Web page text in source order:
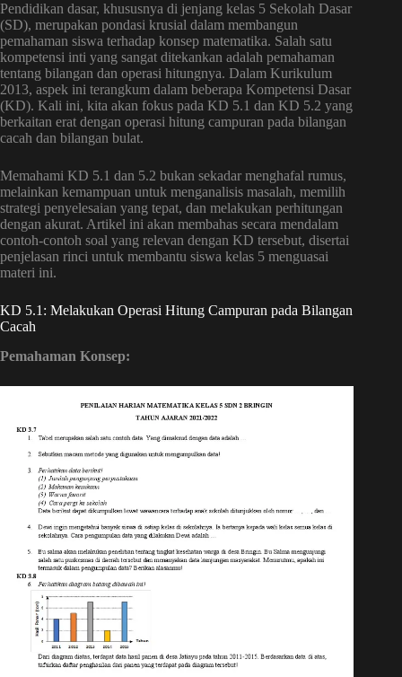
Pendidikan dasar, khususnya di jenjang kelas 5 Sekolah Dasar
(SD), merupakan pondasi krusial dalam membangun
pemahaman siswa terhadap konsep matematika. Salah satu
kompetensi inti yang sangat ditekankan adalah pemahaman
tentang bilangan dan operasi hitungnya. Dalam Kurikulum
2013, aspek ini terangkum dalam beberapa Kompetensi Dasar
(KD). Kali ini, kita akan fokus pada KD 5.1 dan KD 5.2 yang
berkaitan erat dengan operasi hitung campuran pada bilangan
cacah dan bilangan bulat.
Memahami KD 5.1 dan 5.2 bukan sekadar menghafal rumus,
melainkan kemampuan untuk menganalisis masalah, memilih
strategi penyelesaian yang tepat, dan melakukan perhitungan
dengan akurat. Artikel ini akan membahas secara mendalam
contoh-contoh soal yang relevan dengan KD tersebut, disertai
penjelasan rinci untuk membantu siswa kelas 5 menguasai
materi ini.
KD 5.1: Melakukan Operasi Hitung Campuran pada Bilangan
Cacah
Pemahaman Konsep: